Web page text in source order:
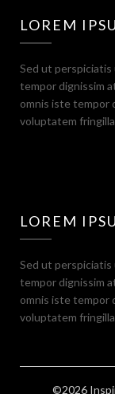
LOREM
Sed ut
tempor dignissim
omnis iste tempor
voluptatem
LOREM
Sed ut
tempor dignissim
omnis iste tempor
voluptatem
©2026